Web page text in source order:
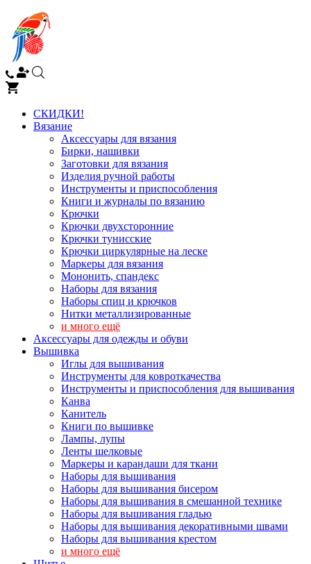
СКИДКИ!
Вязание
Аксессуары для вязания
Бирки, нашивки
Заготовки для вязания
Изделия ручной работы
Инструменты и приспособления
Книги и журналы по вязанию
Крючки
Крючки двухсторонние
Крючки тунисские
Крючки циркулярные на леске
Маркеры для вязания
Мононить, спандекс
Наборы для вязания
Наборы спиц и крючков
Нитки металлизированные
и много ещё
Аксессуары для одежды и обуви
Вышивка
Иглы для вышивания
Инструменты для ковроткачества
Инструменты и приспособления для вышивания
Канва
Канитель
Книги по вышивке
Лампы, лупы
Ленты шелковые
Маркеры и карандаши для ткани
Наборы для вышивания
Наборы для вышивания бисером
Наборы для вышивания в смешанной технике
Наборы для вышивания гладью
Наборы для вышивания декоративными швами
Наборы для вышивания крестом
и много ещё